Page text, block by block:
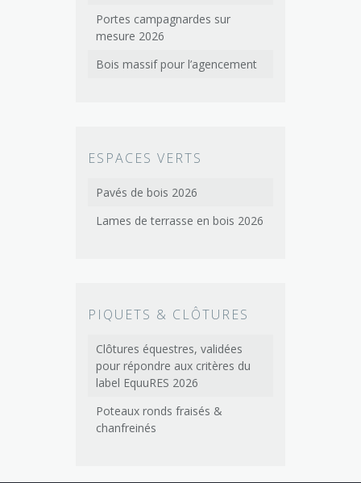
Portes campagnardes sur
mesure 2026
Bois massif pour l’agencement
ESPACES VERTS
Pavés de bois 2026
Lames de terrasse en bois 2026
PIQUETS & CLÔTURES
Clôtures équestres, validées
pour répondre aux critères du
label EquuRES 2026
Poteaux ronds fraisés &
chanfreinés